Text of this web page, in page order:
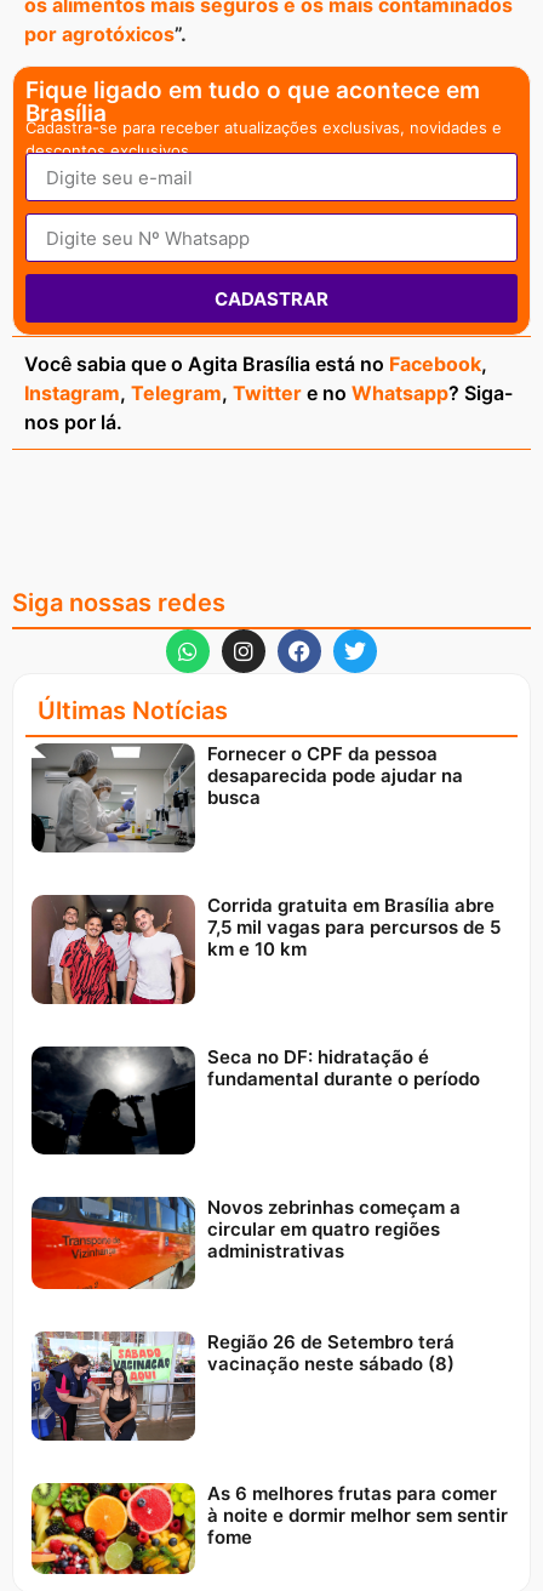
por agrotóxicos”.
Fique ligado em tudo o que acontece em
Brasília
Cadastra-se para receber atualizações exclusivas, novidades e
descontos exclusivos.
CADASTRAR
Você sabia que o Agita Brasília está no Facebook,
Instagram, Telegram, Twitter e no Whatsapp? Siga-
nos por lá.
Siga nossas redes
Últimas Notícias
Fornecer o CPF da pessoa
desaparecida pode ajudar na
busca
Corrida gratuita em Brasília abre
7,5 mil vagas para percursos de 5
km e 10 km
Seca no DF: hidratação é
fundamental durante o período
Novos zebrinhas começam a
circular em quatro regiões
administrativas
Região 26 de Setembro terá
vacinação neste sábado (8)
As 6 melhores frutas para comer
à noite e dormir melhor sem sentir
fome